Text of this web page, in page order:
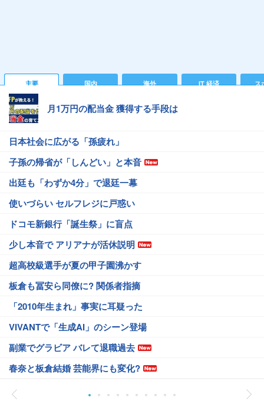
主要 国内 海外 IT 経済 ス
月1万円の配当金 獲得する手段は
日本社会に広がる「孫疲れ」
子孫の帰省が「しんどい」と本音
出廷も「わずか4分」で退廷一幕
使いづらい セルフレジに戸惑い
ドコモ新銀行「誕生祭」に盲点
少し本音で アリアナが活休説明
超高校級選手が夏の甲子園沸かす
板倉も冨安ら同僚に? 関係者指摘
「2010年生まれ」事実に耳疑った
VIVANTで「生成AI」のシーン登場
副業でグラビア バレて退職過去
春奈と板倉結婚 芸能界にも変化?